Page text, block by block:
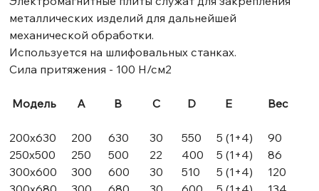
металлических изделий для дальнейшей
механической обработки.
Используется на шлифовальных станках.
Сила притяжения - 100 Н/см2
Модель А В С D E Вес
200х630 200 630 30 550 5 (1+4)
90
250х500
250 500 22 400 5 (1+4)
86
300х600
300 600 30 510 5 (1+4)
120